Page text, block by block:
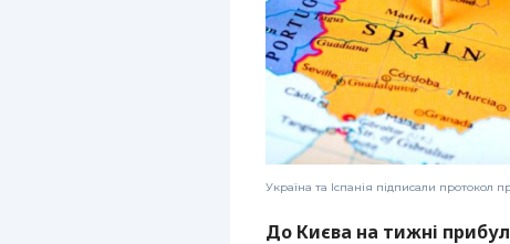
Україна та Іспанія підписали протокол
До Києва на тижні